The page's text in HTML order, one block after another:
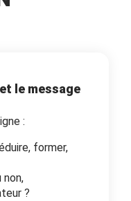
le message
:
former,
non,
?